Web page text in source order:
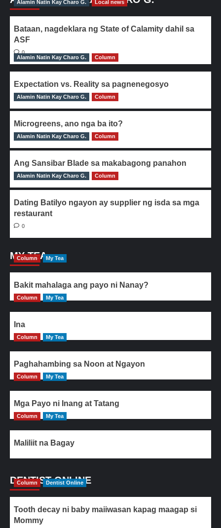
Alamin Natin Kay Charo G. Local news
Bataan, nagdeklara ng State of Calamity dahil sa
ASF
0
Alamin Natin Kay Charo G.
Column
Expectation vs. Reality sa pagnenegosyo
0
Alamin Natin Kay Charo G. Column
Microgreens, ano nga ba ito?
0
Alamin Natin Kay Charo G. Column
Ang Sansibar Blade sa makabagong panahon
0
Alamin Natin Kay Charo G. Column
Dating Batilyo ngayon ay supplier ng isda sa mga
restaurant
0
MY TEA
Column My Tea
Bakit mahalaga ang payo ni Nanay?
Column My Tea
Ina
Column My Tea
Paghahambing sa Noon at Ngayon
Column My Tea
Mga Payo ni Inang at Tatang
Column My Tea
Maliliit na Bagay
DENTIST ONLINE
Column Dentist Online
Tooth decay ni baby maiiwasan kapag maagap si
Mommy